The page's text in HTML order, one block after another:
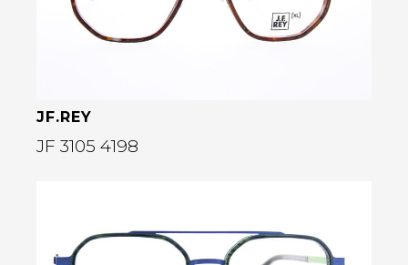
JF.REY
JF 3105 4198
Bekijk deze bril